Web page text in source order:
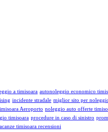
a timisoara autonoleggio economico
incidente stradale miglior sito per
Aeroporto noleggio auto offerte
timisoara procedure in caso di sinistro
timisoara recensioni